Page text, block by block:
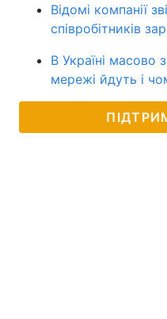
Відомі компанії
співробітників
В Україні масово
мережі йдуть і